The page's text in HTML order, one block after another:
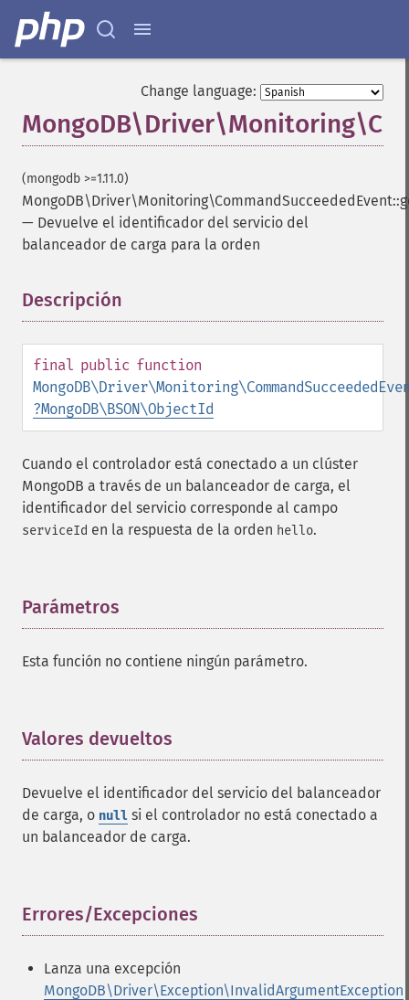
Change language:
(mongodb >=1.11.0)
— Devuelve el identificador del servicio del
balanceador de carga para la orden
Descripción
final public function
?MongoDB\BSON\ObjectId
Cuando el controlador está conectado a un clúster
MongoDB a través de un balanceador de carga, el
identificador del servicio corresponde al campo
serviceId en la respuesta de la orden hello.
Parámetros
Esta función no contiene ningún parámetro.
Valores devueltos
Devuelve el identificador del servicio del balanceador
de carga, o null si el controlador no está conectado a
un balanceador de carga.
Errores/Excepciones
Lanza una excepción
MongoDB\Driver\Exception\InvalidArgumentException